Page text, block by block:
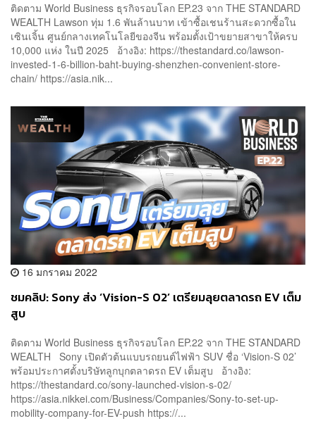
ติดตาม World Business ธุรกิจรอบโลก EP.23 จาก THE STANDARD
WEALTH Lawson ทุ่ม 1.6 พันล้านบาท เข้าซื้อเชนร้านสะดวกซื้อใน
เซินเจิ้น ศูนย์กลางเทคโนโลยีของจีน พร้อมตั้งเป้าขยายสาขาให้ครบ
10,000 แห่ง ในปี 2025 อ้างอิง: https://thestandard.co/lawson-
invested-1-6-billion-baht-buying-shenzhen-convenient-store-
chain/ https://asia.nik...
16 มกราคม 2022
ชมคลิป: Sony ส่ง ‘Vision-S 02’ เตรียมลุยตลาดรถ EV เต็ม
สูบ
ติดตาม World Business ธุรกิจรอบโลก EP.22 จาก THE STANDARD
WEALTH Sony เปิดตัวต้นแบบรถยนต์ไฟฟ้า SUV ชื่อ ‘Vision-S 02’
พร้อมประกาศตั้งบริษัทลูกบุกตลาดรถ EV เต็มสูบ อ้างอิง:
https://thestandard.co/sony-launched-vision-s-02/
https://asia.nikkei.com/Business/Companies/Sony-to-set-up-
mobility-company-for-EV-push https://...